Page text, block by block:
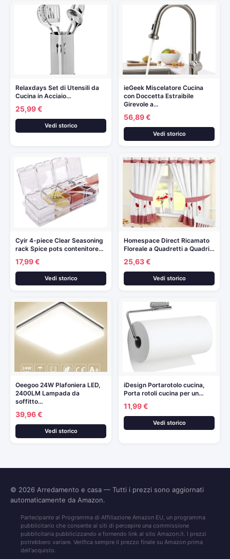
Relaxdays Set di Utensili da
Cucina in Acciaio…
25,99 €
Vedi storico
ieGeek Miscelatore Cucina
con Doccetta Estraibile
Girevole a…
56,89 €
Vedi storico
Cyir 4-piece Clear Seasoning
rack Spice pots contenitore…
17,99 €
Vedi storico
Homespace Direct Ricamato
Floreale a Quadretti a Quadri…
25,63 €
Vedi storico
Oeegoo 24W Plafoniera LED,
2400LM Lampada da
soffitto…
39,96 €
Vedi storico
iDesign Portarotolo cucina,
Porta rotoli cucina per un…
11,99 €
Vedi storico
© 2026 Arredamento e casa — Tutti i prezzi sono aggiornati
automaticamente da Amazon.
Partecipante al Programma di Affiliazione Amazon EU, un programma
pubblicitario che consente ai siti di percepire una commissione
pubblicitaria pubblicizzando e fornendo link al sito Amazon.it. I prezzi
potrebbero variare. Verifica sempre il prezzo finale su Amazon prima
dell'acquisto.